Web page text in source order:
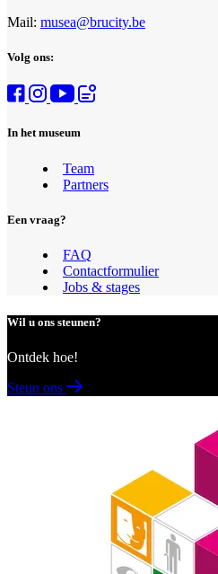
Mail: musea@brucity.be
Volg ons:
In het museum
Team
Partners
Een vraag?
FAQ
Contactformulier
Jobs & stages
Wil u ons steunen?
Ontdek hoe!
Steun ons